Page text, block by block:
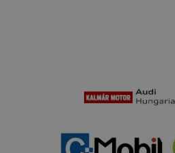
tervezettől eltérően fog működni